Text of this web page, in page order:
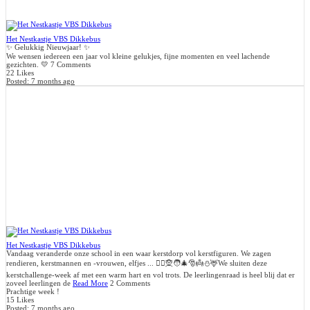
Het Nestkastje VBS Dikkebus
✨ Gelukkig Nieuwjaar! ✨
We wensen iedereen een jaar vol kleine gelukjes, fijne momenten en veel lachende
gezichten. 💛 7 Comments
22 Likes
Posted: 7 months ago
Het Nestkastje VBS Dikkebus
Vandaag veranderde onze school in een waar kerstdorp vol kerstfiguren. We zagen
rendieren, kerstmannen en -vrouwen, elfjes ... 🧝‍♀️🧝🧑‍🎄🎅👼⛄️🦌We sluiten deze
kerstchallenge-week af met een warm hart en vol trots. De leerlingenraad is heel blij dat er
zoveel leerlingen de Read More 2 Comments
Prachtige week !
15 Likes
Posted: 7 months ago